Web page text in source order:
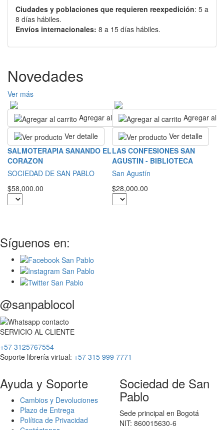
Ciudades y poblaciones que requieren reexpedición: 5 a
8 días hábiles.
Envíos internacionales: 8 a 15 días hábiles.
Novedades
Ver más
Agregar al carrito
Ver detalle
SALMOTERAPIA SANANDO EL
CORAZON
SOCIEDAD DE SAN PABLO
$58,000.00
Agregar al
Ver detalle
LAS CONFESIONES SAN
AGUSTIN - BIBLIOTECA
San Agustín
$28,000.00
Síguenos en:
@sanpablocol
SERVICIO AL CLIENTE
+57 3125767554
Soporte librería virtual: +57 315 999 7771
Ayuda y Soporte
Cambios y Devoluciones
Plazo de Entrega
Política de Privacidad
Sociedad de San
Pablo
Sede principal en Bogotá
NIT: 860015630-6